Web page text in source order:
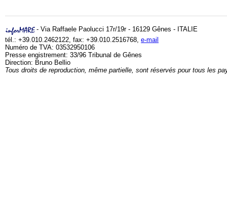
- Via Raffaele Paolucci 17r/19r - 16129 Gênes - ITALIE
tél.: +39.010.2462122, fax: +39.010.2516768, e-mail
Numéro de TVA: 03532950106
Presse engistrement: 33/96 Tribunal de Gênes
Direction: Bruno Bellio
Tous droits de reproduction, même partielle, sont réservés pour tous les